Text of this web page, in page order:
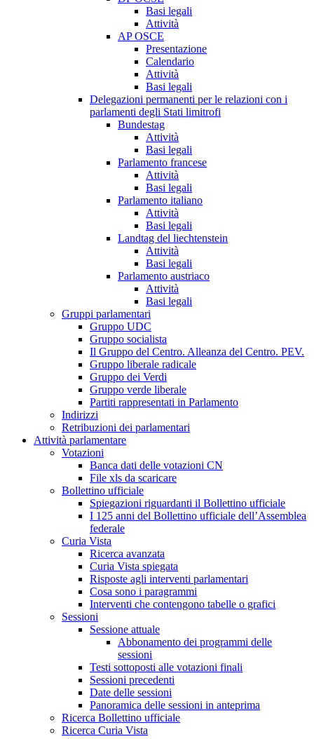
Basi legali
Attività
AP OSCE
Presentazione
Calendario
Attività
Basi legali
Delegazioni permanenti per le relazioni con i
parlamenti degli Stati limitrofi
Bundestag
Attività
Basi legali
Parlamento francese
Attività
Basi legali
Parlamento italiano
Attività
Basi legali
Landtag del liechtenstein
Attività
Basi legali
Parlamento austriaco
Attività
Basi legali
Gruppi parlamentari
Gruppo UDC
Gruppo socialista
Il Gruppo del Centro. Alleanza del Centro. PEV.
Gruppo liberale radicale
Gruppo dei Verdi
Gruppo verde liberale
Partiti rappresentati in Parlamento
Indirizzi
Retribuzioni dei parlamentari
Attività parlamentare
Votazioni
Banca dati delle votazioni CN
File xls da scaricare
Bollettino ufficiale
Spiegazioni riguardanti il Bollettino ufficiale
I 125 anni del Bollettino ufficiale dell’Assemblea
federale
Curia Vista
Ricerca avanzata
Curia Vista spiegata
Risposte agli interventi parlamentari
Cosa sono i paragrammi
Interventi che contengono tabelle o grafici
Sessioni
Sessione attuale
Abbonamento dei programmi delle
sessioni
Testi sottoposti alle votazioni finali
Sessioni precedenti
Date delle sessioni
Panoramica delle sessioni in anteprima
Ricerca Bollettino ufficiale
Ricerca Curia Vista